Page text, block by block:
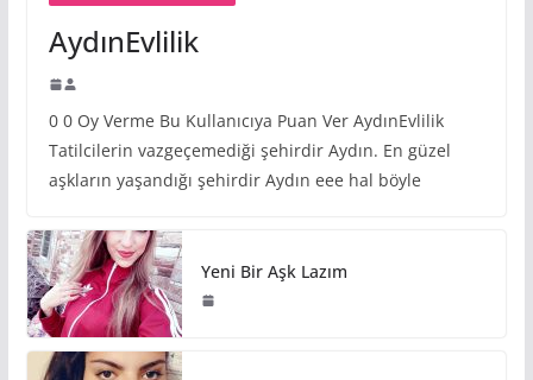
AydınEvlilik
0 0 Oy Verme Bu Kullanıcıya Puan Ver AydınEvlilik
Tatilcilerin vazgeçemediği şehirdir Aydın. En güzel
aşkların yaşandığı şehirdir Aydın eee hal böyle
Yeni Bir Aşk Lazım